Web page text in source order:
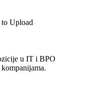
to Upload
u IT i BPO